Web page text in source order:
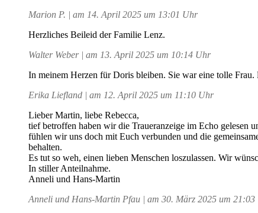
Marion P. | am 14. April 2025 um 13:01 Uhr
Herzliches Beileid der Familie Lenz.
Walter Weber | am 13. April 2025 um 10:14 Uhr
In meinem Herzen für Doris bleiben. Sie war eine tolle
Erika Liefland | am 12. April 2025 um 11:10 Uhr
Lieber Martin, liebe Rebecca,
tief betroffen haben wir die Traueranzeige im Echo gelesen
fühlen wir uns doch mit Euch verbunden und die
behalten.
Es tut so weh, einen lieben Menschen loszulassen. Wir
In stiller Anteilnahme.
Anneli und Hans-Martin
Anneli und Hans-Martin Pfau | am 30. März 2025 um